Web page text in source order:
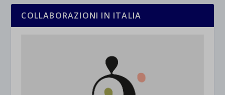
COLLABORAZIONI IN ITALIA